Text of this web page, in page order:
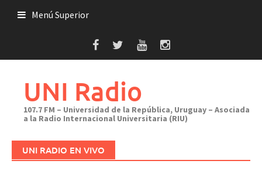
Menú Superior
UNI Radio
107.7 FM – Universidad de la República, Uruguay – Asociada
a la Radio Internacional Universitaria (RIU)
UNI RADIO EN VIVO